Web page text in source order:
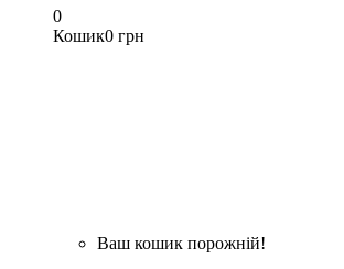
0
Кошик0 грн
Ваш кошик порожній!